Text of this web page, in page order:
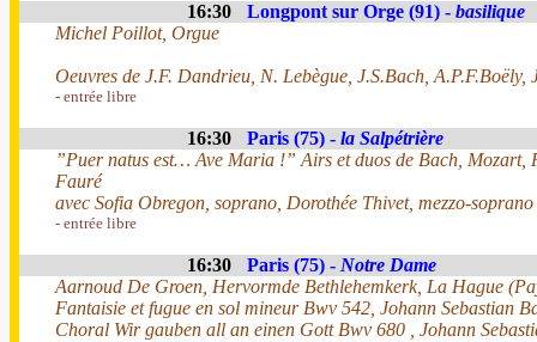
16:30 Longpont sur Orge (91) - basilique
Michel Poillot, Orgue
Oeuvres de J.F. Dandrieu, N. Lebègue, J.S.Bach,
- entrée libre
16:30 Paris (75) - la Salpétrière
”Puer natus est… Ave Maria !” Airs et duos de Bach, Mozart,
Fauré
avec Sofia Obregon, soprano, Dorothée Thivet, mezzo-
- entrée libre
16:30 Paris (75) - Notre Dame
Aarnoud De Groen, Hervormde Bethlehemkerk, La Hague
Fantaisie et fugue en sol mineur Bwv 542, Johann Sebastian
Choral Wir gauben all an einen Gott Bwv 680 , Johann